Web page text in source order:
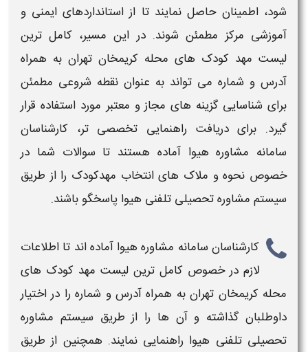
شود، اطمینان حاصل نمایند تا از استانداردهای ایمنی و
آموزشی مرکز مطمئن شوند. در این مسیر، کامل ترین
لیست مهد کودک های محله کریمخان تهران به همراه
آدرس و شماره می تواند به عنوان نقطه شروعی مطمئن
برای شناسایی گزینه های مجاز و معتبر مورد استفاده قرار
گیرد. برای دریافت راهنمایی تخصصی تر، کارشناسان
سامانه مشاوره هیوا آماده هستند تا سوالات شما در
خصوص نحوه و ملاک های انتخاب مهدکودک را از طریق
سیستم مشاوره تحصیلی تلفنی هیوا پاسخگو باشند.
کارشناسان سامانه مشاوره هیوا آماده اند تا اطلاعات
لازم در خصوص کامل ترین لیست مهد کودک های
محله کریمخان تهران به همراه آدرس و شماره​ را در اختیار
داوطلبان گذاشته و آن ها را از طریق سیستم مشاوره
تحصیلی تلفنی هیوا راهنمایی نمایند. همچنین از طریق